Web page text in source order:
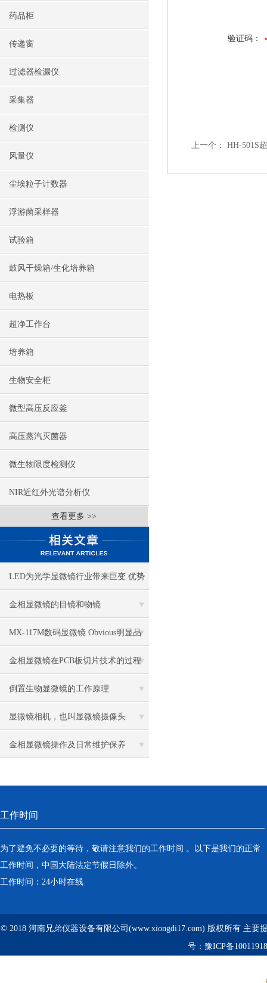
药品柜
传递窗
过滤器检漏仪
采集器
检测仪
风量仪
尘埃粒子计数器
浮游菌采样器
试验箱
鼓风干燥箱/生化培养箱
电热板
超净工作台
培养箱
生物安全柜
微型高压反应釜
高压蒸汽灭菌器
微生物限度检测仪
NIR近红外光谱分析仪
查看更多 >>
LED为光学显微镜行业带来巨变 优势
比传统卤素更明显
金相显微镜的目镜和物镜
MX-117M数码显微镜 Obvious明显品
牌值得推荐
金相显微镜在PCB板切片技术的过程
控制中的作用
倒置生物显微镜的工作原理
显微镜相机，也叫显微镜摄像头
金相显微镜操作及日常维护保养
验证码：
上一个： HH-501S
工作时间
为了避免不必要的等待，敬请注意我们的工作时间 。以下是我们的正常
工作时间，中国大陆法定节假日除外。
工作时间：24小时在线
© 2018 河南兄弟仪器设备有限公司(www.xiongdi17.com) 版权所有 主要
号： 豫ICP备